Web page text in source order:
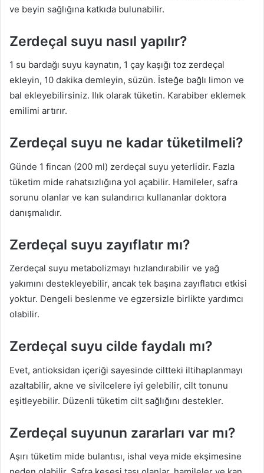
ve beyin sağlığına katkıda bulunabilir.
Zerdeçal suyu nasıl yapılır?
1 su bardağı suyu kaynatın, 1 çay kaşığı toz zerdeçal
ekleyin, 10 dakika demleyin, süzün. İsteğe bağlı limon ve
bal ekleyebilirsiniz. Ilık olarak tüketin. Karabiber eklemek
emilimi artırır.
Zerdeçal suyu ne kadar tüketilmeli?
Günde 1 fincan (200 ml) zerdeçal suyu yeterlidir. Fazla
tüketim mide rahatsızlığına yol açabilir. Hamileler, safra
sorunu olanlar ve kan sulandırıcı kullananlar doktora
danışmalıdır.
Zerdeçal suyu zayıflatır mı?
Zerdeçal suyu metabolizmayı hızlandırabilir ve yağ
yakımını destekleyebilir, ancak tek başına zayıflatıcı etkisi
yoktur. Dengeli beslenme ve egzersizle birlikte yardımcı
olabilir.
Zerdeçal suyu cilde faydalı mı?
Evet, antioksidan içeriği sayesinde ciltteki iltihaplanmayı
azaltabilir, akne ve sivilcelere iyi gelebilir, cilt tonunu
eşitleyebilir. Düzenli tüketim cilt sağlığını destekler.
Zerdeçal suyunun zararları var mı?
Aşırı tüketim mide bulantısı, ishal veya mide ekşimesine